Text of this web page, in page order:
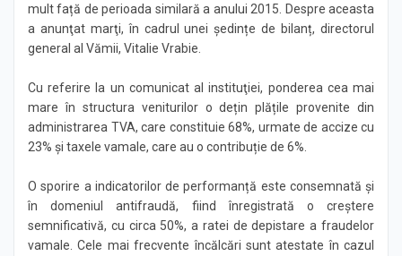
mult față de perioada similară a anului 2015. Despre aceasta
a anunţat marţi, în cadrul unei ședințe de bilanț, directorul
general al Vămii, Vitalie Vrabie.
Cu referire la un comunicat al instituţiei, ponderea cea mai
mare în structura veniturilor o dețin plățile provenite din
administrarea TVA, care constituie 68%, urmate de accize cu
23% și taxele vamale, care au o contribuție de 6%.
O sporire a indicatorilor de performanță este consemnată și
în domeniul antifraudă, fiind înregistrată o creștere
semnificativă, cu circa 50%, a ratei de depistare a fraudelor
vamale. Cele mai frecvente încălcări sunt atestate în cazul